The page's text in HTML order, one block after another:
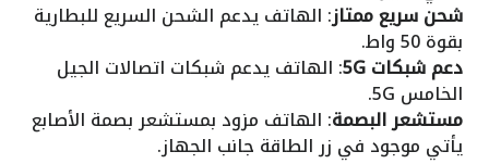
شحن سريع ممتاز: الهاتف يدعم الشحن السريع للبطارية
بقوة 50 واط.
دعم شبكات 5G : الهاتف يدعم شبكات اتصالات الجيل
الخامس 5G.
مستشعر البصمة: الهاتف مزود بمستشعر بصمة الأصابع
يأتي موجود في زر الطاقة جانب الجهاز.